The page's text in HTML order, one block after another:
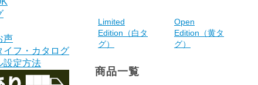
Limited
Edition（白タ
グ）
Open
Edition（黄タ
グ）
商品一覧